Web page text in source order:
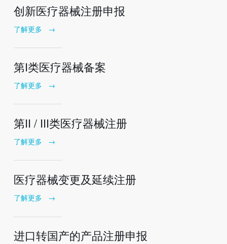
创新医疗器械注册申报
了解更多 →
第I类医疗器械备案
了解更多 →
第II / III类医疗器械注册
了解更多 →
医疗器械变更及延续注册
了解更多 →
进口转国产的产品注册申报